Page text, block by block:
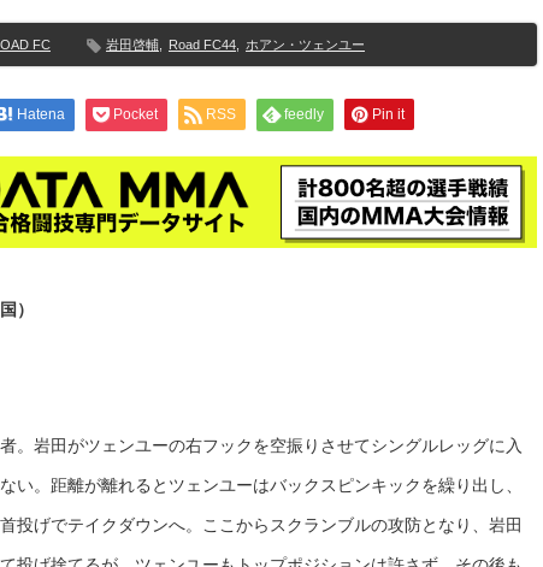
FC 岩田啓輔 Road FC44 ホアン・ツェンユー
Hatena Pocket RSS feedly Pin it
）
。岩田がツェンユーの右フックを空振りさせてシングルレッグに入
い。距離が離れるとツェンユーはバックスピンキックを繰り出し、
投げでテイクダウンへ。ここからスクランブルの攻防となり、岩田